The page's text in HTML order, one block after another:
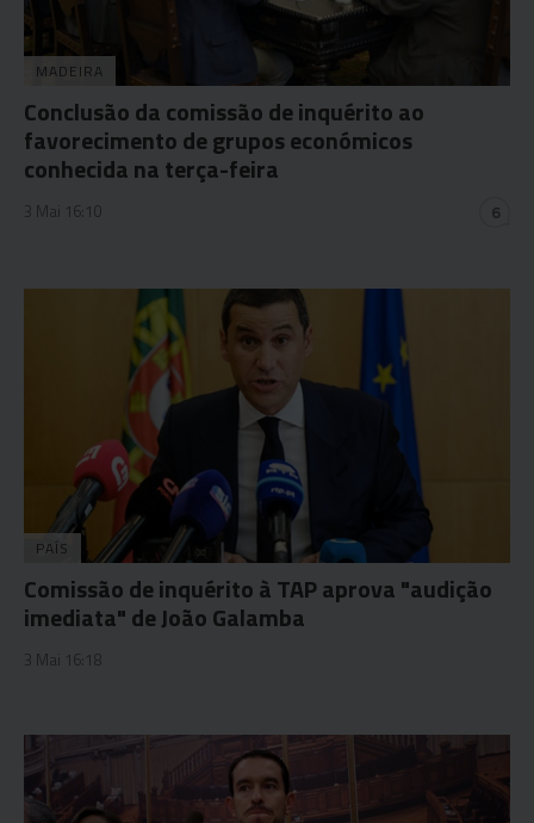
MADEIRA
Conclusão da comissão de inquérito ao
favorecimento de grupos económicos
conhecida na terça-feira
3 Mai 16:10 6
PAÍS
Comissão de inquérito à TAP aprova "audição
imediata" de João Galamba
3 Mai 16:18